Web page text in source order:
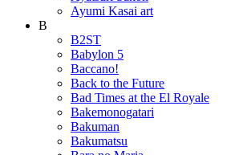
Ayumi Kasai art
B
B2ST
Babylon 5
Baccano!
Back to the Future
Bad Times at the El Royale
Bakemonogatari
Bakuman
Bakumatsu